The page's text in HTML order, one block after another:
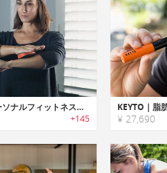
Activ5｜パーソナルフィットネスデバイス「アクティブ5」
+145 ¥ 27,690